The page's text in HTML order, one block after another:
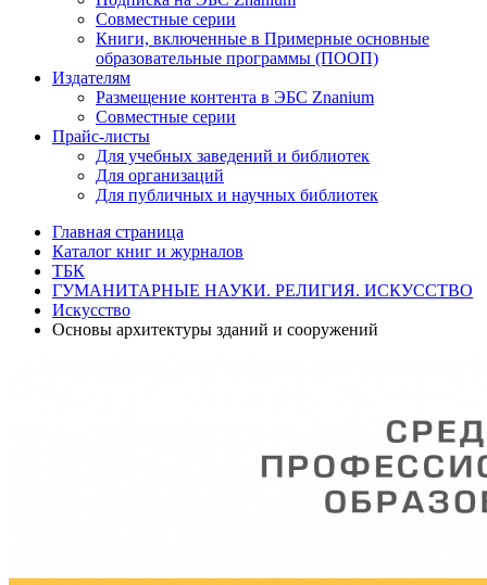
Совместные серии
Книги, включенные в Примерные основные
образовательные программы (ПООП)
Издателям
Размещение контента в ЭБС Znanium
Совместные серии
Прайс-листы
Для учебных заведений и библиотек
Для организаций
Для публичных и научных библиотек
Главная страница
Каталог книг и журналов
ТБК
ГУМАНИТАРНЫЕ НАУКИ. РЕЛИГИЯ. ИСКУССТВО
Искусство
Основы архитектуры зданий и сооружений